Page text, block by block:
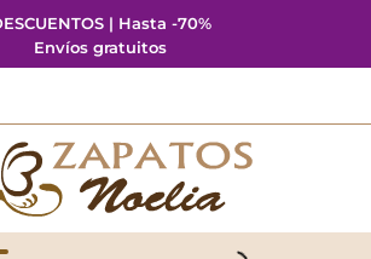
| Hasta -70%
Envíos gratuitos